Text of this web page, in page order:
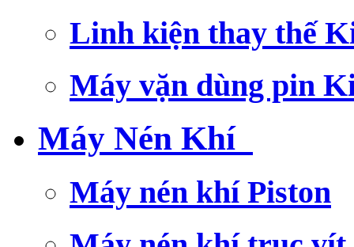
Linh kiện thay thế
Máy vặn dùng pin
Máy Nén Khí
Máy nén khí Piston